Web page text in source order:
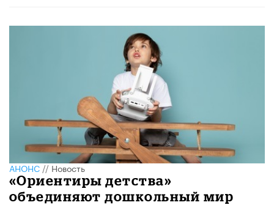
АНОНС//Новость
«Ориентиры детства»
объединяют дошкольный мир